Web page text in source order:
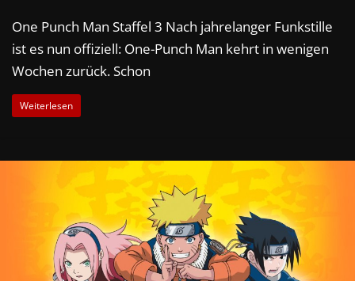
One Punch Man Staffel 3 Nach jahrelanger Funkstille
ist es nun offiziell: One-Punch Man kehrt in wenigen
Wochen zurück. Schon
Weiterlesen